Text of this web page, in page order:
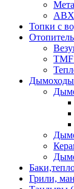
ABX
Топки с
Грили,